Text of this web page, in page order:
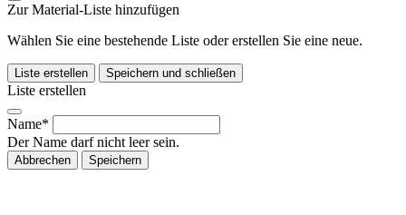
Zur Material-Liste hinzufügen
Wählen Sie eine bestehende Liste oder erstellen Sie eine neue.
Liste erstellen Speichern und schließen
Liste erstellen
Name*
Der Name darf nicht leer sein.
Abbrechen Speichern